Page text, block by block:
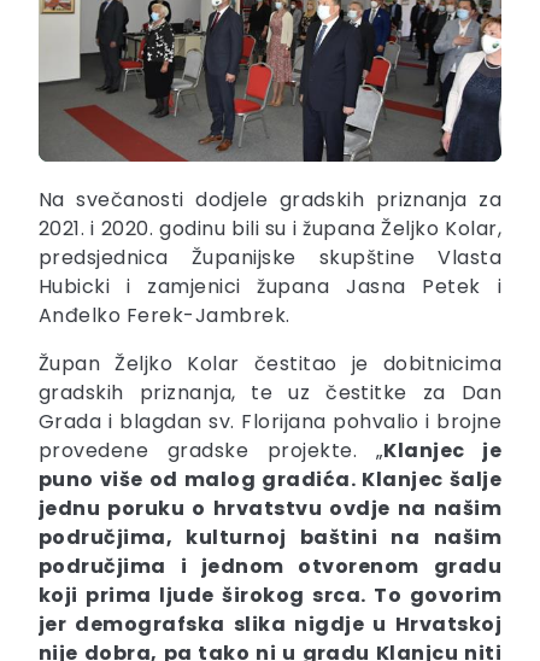
Na svečanosti dodjele gradskih priznanja za
2021. i 2020. godinu bili su i župana Željko Kolar,
predsjednica Županijske skupštine Vlasta
Hubicki i zamjenici župana Jasna Petek i
Anđelko Ferek-Jambrek.
Župan Željko Kolar čestitao je dobitnicima
gradskih priznanja, te uz čestitke za Dan
Grada i blagdan sv. Florijana pohvalio i brojne
provedene gradske projekte. „Klanjec je
puno više od malog gradića. Klanjec šalje
jednu poruku o hrvatstvu ovdje na našim
područjima, kulturnoj baštini na našim
područjima i jednom otvorenom gradu
koji prima ljude širokog srca. To govorim
jer demografska slika nigdje u Hrvatskoj
nije dobra, pa tako ni u gradu Klanjcu niti